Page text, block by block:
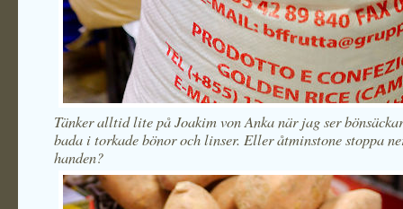
Tänker alltid lite på Joakim von Anka när jag ser
bada i torkade bönor och linser. Eller åtminstone stoppa
handen?